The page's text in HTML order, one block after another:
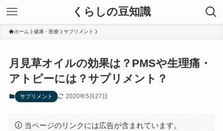
くらしの豆知識
ホーム 健康・医療 サプリメント
月見草オイルの効果は？PMSや生理痛・
アトピーには？サプリメント？
サプリメント 2020年5月27日
当ページのリンクには広告が含まれています。